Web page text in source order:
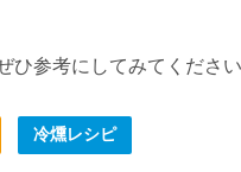
ひ参考にしてみてください
冷燻レシピ